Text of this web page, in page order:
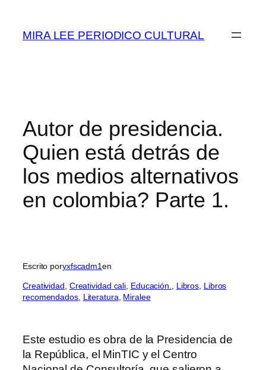
contenido
MIRA LEE PERIODICO CULTURAL
Autor de presidencia.
Quien está detrás de
los medios alternativos
en colombia? Parte 1.
Escrito poryxfscadm1en
Creatividad Creatividad cali Educación. Libros Libros
recomendados, Literatura Miralee
Este estudio es obra de la Presidencia de
la República, el MinTIC y el Centro